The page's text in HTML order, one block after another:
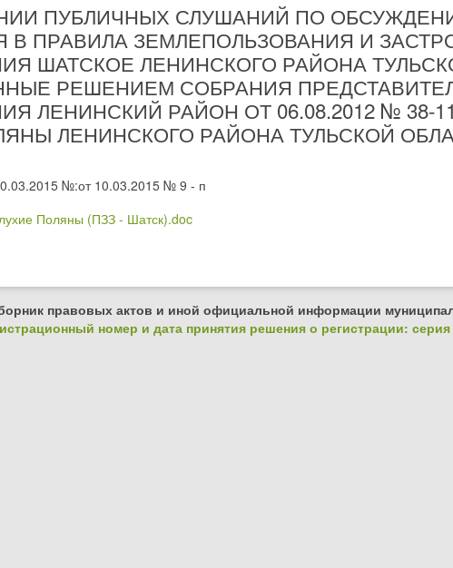
ПУБЛИЧНЫХ СЛУШАНИЙ ПО
В ПРАВИЛА ЗЕМЛЕПОЛЬЗОВАНИЯ И
ШАТСКОЕ ЛЕНИНСКОГО РАЙОНА
РЕШЕНИЕМ СОБРАНИЯ
ЛЕНИНСКИЙ РАЙОН ОТ 06.08.2012 № 38-
ЛЕНИНСКОГО РАЙОНА ТУЛЬСКОЙ
№:от 10.03.2015 № 9 - п
Поляны (ПЗЗ - Шатск).doc
правовых актов и иной официальной информации
номер и дата принятия решения о регистрации: